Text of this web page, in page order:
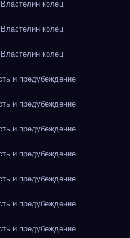
колец
колец
колец
и предубеждение
и предубеждение
и предубеждение
и предубеждение
и предубеждение
и предубеждение
и предубеждение